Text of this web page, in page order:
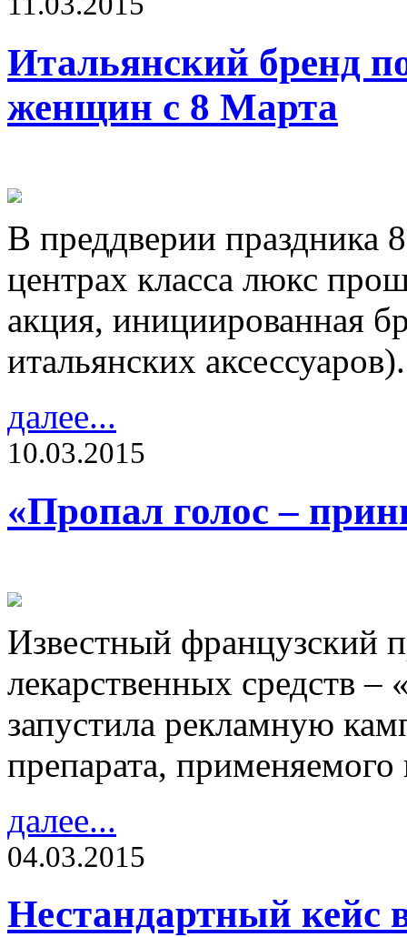
Итальянский бренд
женщин с 8 Марта
В преддверии праздника
центрах класса люкс
акция, инициированная
итальянских аксессуаров).
далее...
10.03.2015
«Пропал голос –
Известный французский
лекарственных средств
запустила рекламную
препарата, применяемого
далее...
04.03.2015
Нестандартный кейс